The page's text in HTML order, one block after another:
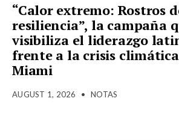
“Calor extremo: Rostros
resiliencia”, la campaña
visibiliza el liderazgo
frente a la crisis
Miami
AUGUST 1, 2026 • NOTAS